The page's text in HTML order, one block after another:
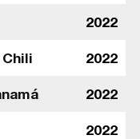
2022
2022
2022
2022